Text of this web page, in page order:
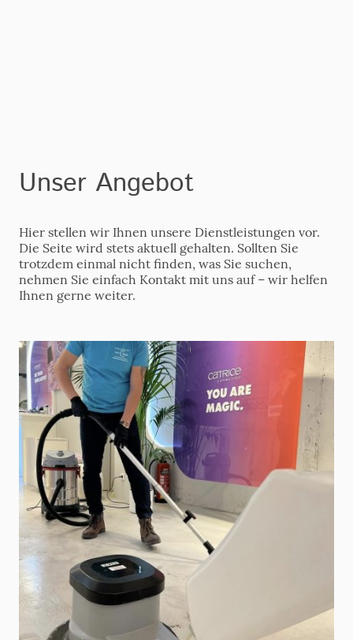
Unser Angebot
Hier stellen wir Ihnen unsere Dienstleistungen vor.
Die Seite wird stets aktuell gehalten. Sollten Sie
trotzdem einmal nicht finden, was Sie suchen,
nehmen Sie einfach Kontakt mit uns auf – wir helfen
Ihnen gerne weiter.